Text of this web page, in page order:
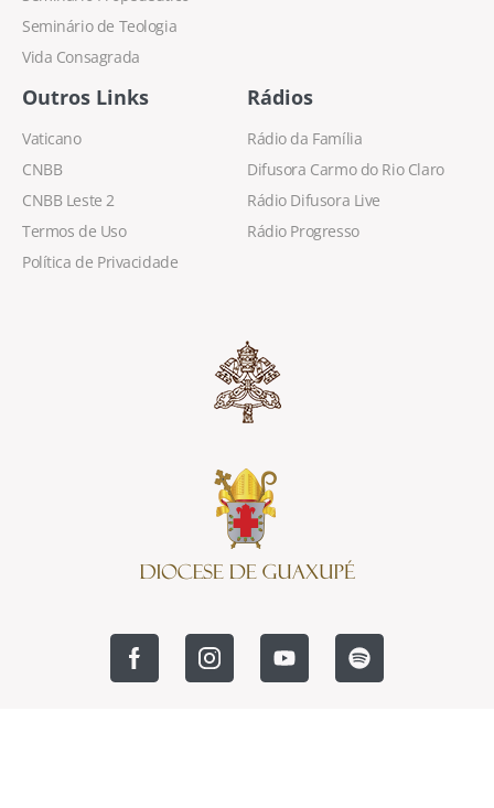
Seminário de Teologia
Vida Consagrada
Outros Links
Vaticano
CNBB
CNBB Leste 2
Termos de Uso
Política de Privacidade
Rádios
Rádio da Família
Difusora Carmo do Rio Claro
Rádio Difusora Live
Rádio Progresso